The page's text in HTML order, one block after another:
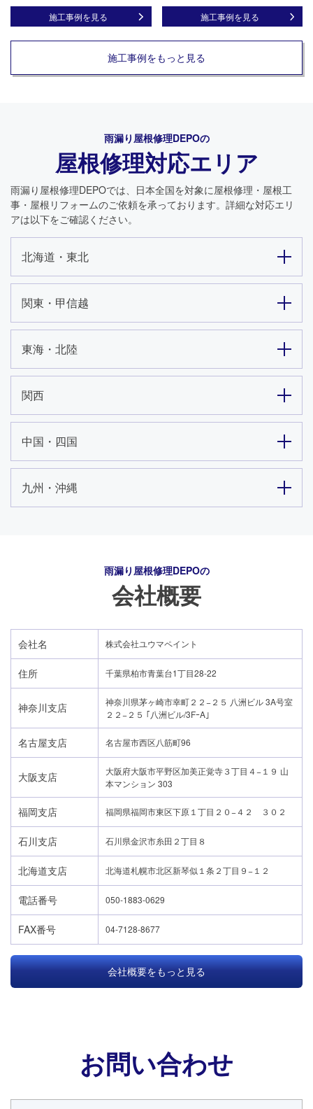
施工事例を見る
施工事例を見る
施工事例をもっと見る
雨漏り屋根修理DEPOの
屋根修理対応エリア
雨漏り屋根修理DEPOでは、日本全国を対象に屋根修理・屋根工
事・屋根リフォームのご依頼を承っております。詳細な対応エリ
アは以下をご確認ください。
北海道・東北
関東・甲信越
東海・北陸
関西
中国・四国
九州・沖縄
雨漏り屋根修理DEPOの
会社概要
会社名 株式会社ユウマペイント
住所 千葉県柏市青葉台1丁目28-22
神奈川支店
神奈川県茅ヶ崎市幸町２２−２５ 八洲ビル 3A号室
２２−２５ ｢八洲ビル/3FｰA｣
名古屋支店 名古屋市西区八筋町96
大阪支店
大阪府大阪市平野区加美正覚寺３丁目４−１９ 山
本マンション 303
福岡支店 福岡県福岡市東区下原１丁目２０−４２ ３０２
石川支店 石川県金沢市糸田２丁目８
北海道支店 北海道札幌市北区新琴似１条２丁目９−１２
電話番号 050-1883-0629
FAX番号 04-7128-8677
会社概要をもっと見る
お問い合わせ